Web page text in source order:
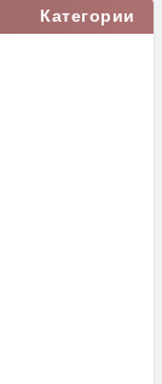
Категории